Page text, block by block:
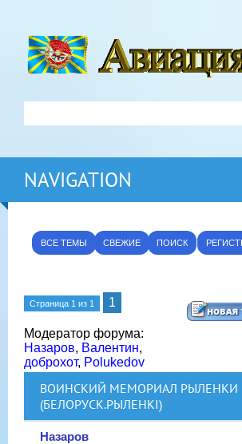
NAVIGATION
ВСЕ ТЕМЫ СВЕЖИЕ ПОИСК
Страница 1 из 1 1
Модератор форума:
Назаров, Валентин,
доброхот, Polukedov
ВОИНСКИЙ МЕМОРИАЛ РЫЛЕНКИ
(БЕЛОРУСК.РЫЛЕНКІ)
Назаров